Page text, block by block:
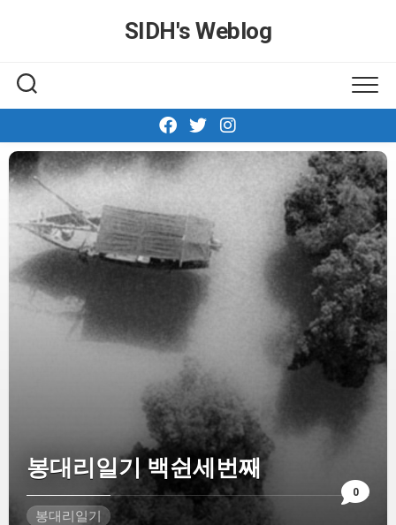
SIDH′s Weblog
0
봉대리일기 백쉰세번째
봉대리일기